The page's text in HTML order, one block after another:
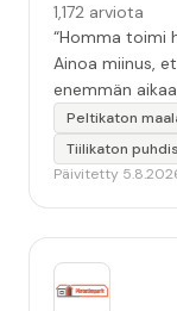
1,172 arviota
“Homma toimi
Ainoa miinus,
enemmän
maalitipat
Peltikaton
Tiilikaton
Päivitetty